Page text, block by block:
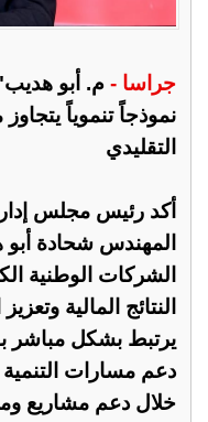
جراسا - م. أبو هديب"
نموذجاً تنموياً
التقليدي
أكد رئيس مجلس
المهندس شحادة أبو
الشركات الوطنية
النتائج المالية
يرتبط بشكل مباشر
دعم مسارات التنمية
خلال دعم مشاريع